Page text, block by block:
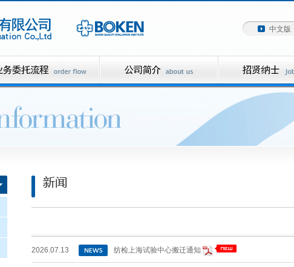
中文版
2026.07.13 纺检上海试验中心搬迁通知